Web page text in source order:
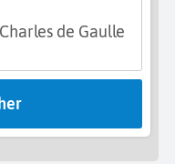
de Gaulle